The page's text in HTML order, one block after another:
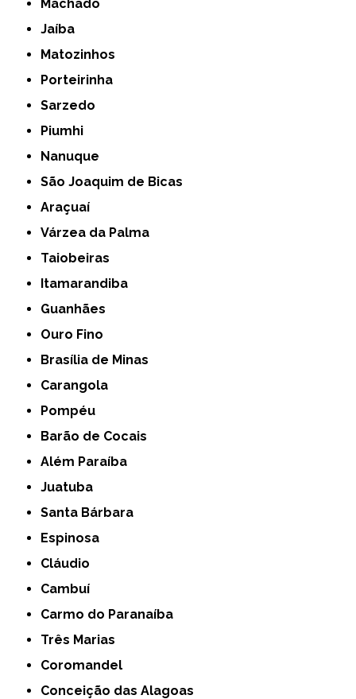
Machado
Jaíba
Matozinhos
Porteirinha
Sarzedo
Piumhi
Nanuque
São Joaquim de Bicas
Araçuaí
Várzea da Palma
Taiobeiras
Itamarandiba
Guanhães
Ouro Fino
Brasília de Minas
Carangola
Pompéu
Barão de Cocais
Além Paraíba
Juatuba
Santa Bárbara
Espinosa
Cláudio
Cambuí
Carmo do Paranaíba
Três Marias
Coromandel
Conceição das Alagoas